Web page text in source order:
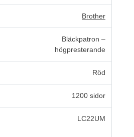
Brother
Bläckpatron –
högpresterande
Röd
1200 sidor
LC22UM